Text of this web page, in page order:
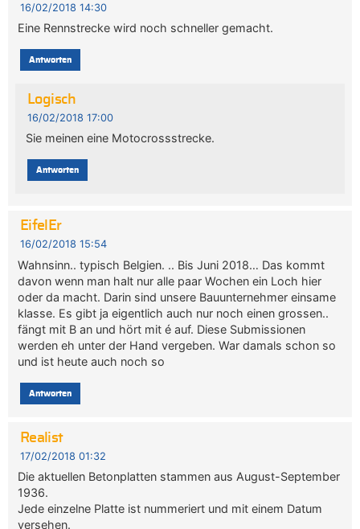
16/02/2018 14:30
Eine Rennstrecke wird noch schneller gemacht.
Antworten
Logisch
16/02/2018 17:00
Sie meinen eine Motocrossstrecke.
Antworten
EifelEr
16/02/2018 15:54
Wahnsinn.. typisch Belgien. .. Bis Juni 2018… Das kommt
davon wenn man halt nur alle paar Wochen ein Loch hier
oder da macht. Darin sind unsere Bauunternehmer einsame
klasse. Es gibt ja eigentlich auch nur noch einen grossen..
fängt mit B an und hört mit é auf. Diese Submissionen
werden eh unter der Hand vergeben. War damals schon so
und ist heute auch noch so
Antworten
Realist
17/02/2018 01:32
Die aktuellen Betonplatten stammen aus August-September
1936.
Jede einzelne Platte ist nummeriert und mit einem Datum
versehen.